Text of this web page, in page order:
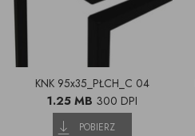
KNK 95x35_PŁCH_C 04
1.25 MB 300 DPI
POBIERZ